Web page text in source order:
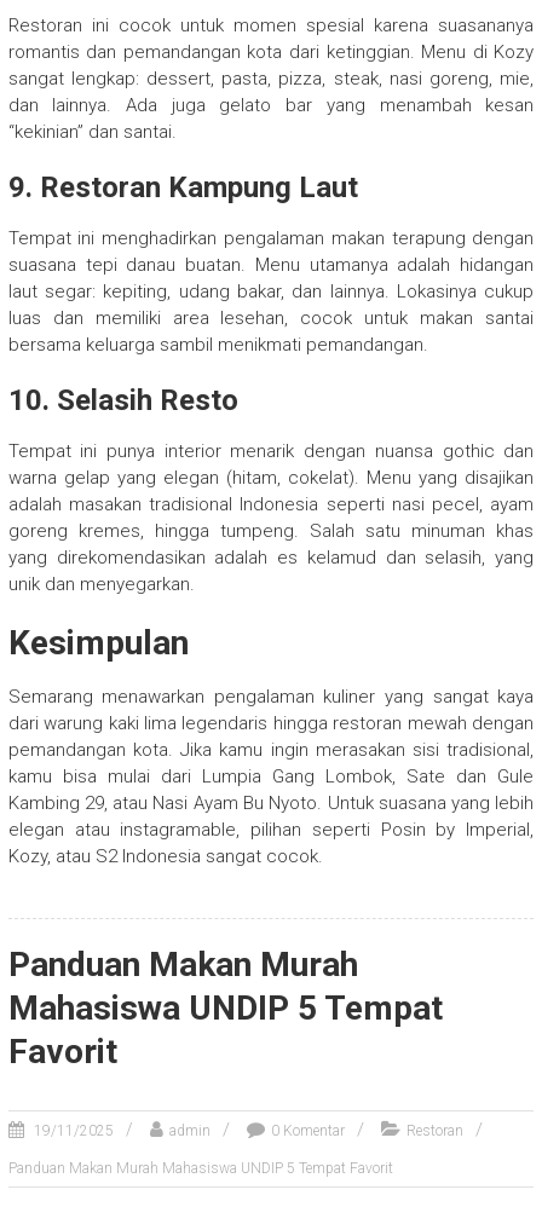
Restoran ini cocok untuk momen spesial karena suasananya
romantis dan pemandangan kota dari ketinggian. Menu di Kozy
sangat lengkap: dessert, pasta, pizza, steak, nasi goreng, mie,
dan lainnya. Ada juga gelato bar yang menambah kesan
“kekinian” dan santai.
9. Restoran Kampung Laut
Tempat ini menghadirkan pengalaman makan terapung dengan
suasana tepi danau buatan. Menu utamanya adalah hidangan
laut segar: kepiting, udang bakar, dan lainnya. Lokasinya cukup
luas dan memiliki area lesehan, cocok untuk makan santai
bersama keluarga sambil menikmati pemandangan.
10. Selasih Resto
Tempat ini punya interior menarik dengan nuansa gothic dan
warna gelap yang elegan (hitam, cokelat). Menu yang disajikan
adalah masakan tradisional Indonesia seperti nasi pecel, ayam
goreng kremes, hingga tumpeng. Salah satu minuman khas
yang direkomendasikan adalah es kelamud dan selasih, yang
unik dan menyegarkan.
Kesimpulan
Semarang menawarkan pengalaman kuliner yang sangat kaya
dari warung kaki lima legendaris hingga restoran mewah dengan
pemandangan kota. Jika kamu ingin merasakan sisi tradisional,
kamu bisa mulai dari Lumpia Gang Lombok, Sate dan Gule
Kambing 29, atau Nasi Ayam Bu Nyoto. Untuk suasana yang lebih
elegan atau instagramable, pilihan seperti Posin by Imperial,
Kozy, atau S2 Indonesia sangat cocok.
Panduan Makan Murah
Mahasiswa UNDIP 5 Tempat
Favorit
19/11/2025 admin 0 Komentar Restoran
Panduan Makan Murah Mahasiswa UNDIP 5 Tempat Favorit